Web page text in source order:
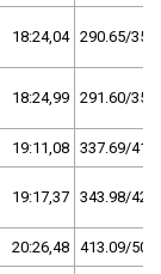
18:24,04 290.65/35,7
18:24,99 291.60/35,8
19:11,08 337.69/41,5
19:17,37 343.98/42,3
20:26,48 413.09/50,8